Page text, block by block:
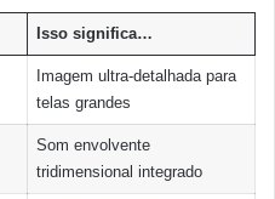
Isso significa…
Imagem ultra-detalhada para
telas grandes
Som envolvente
tridimensional integrado